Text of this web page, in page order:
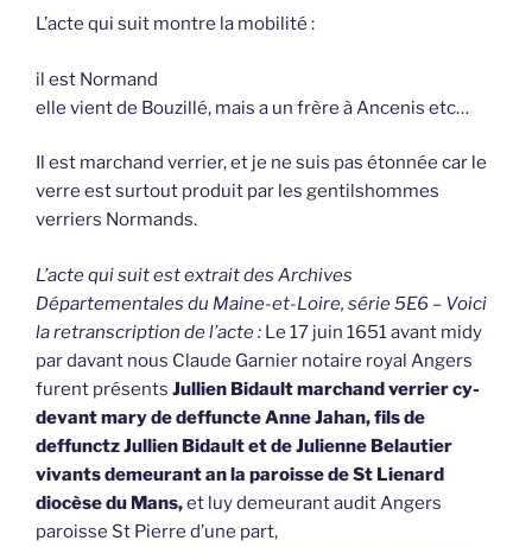
L’acte qui suit montre la mobilité :
il est Normand
elle vient de Bouzillé, mais a un frère à Ancenis etc…
Il est marchand verrier, et je ne suis pas étonnée car le
verre est surtout produit par les gentilshommes
verriers Normands.
L’acte qui suit est extrait des Archives
Départementales du Maine-et-Loire, série 5E6 – Voici
la retranscription de l’acte : Le 17 juin 1651 avant midy
par davant nous Claude Garnier notaire royal Angers
furent présents Jullien Bidault marchand verrier cy-
devant mary de deffuncte Anne Jahan, fils de
deffunctz Jullien Bidault et de Julienne Belautier
vivants demeurant an la paroisse de St Lienard
diocèse du Mans,et luy demeurant audit Angers
paroisse St Pierre d’une part,